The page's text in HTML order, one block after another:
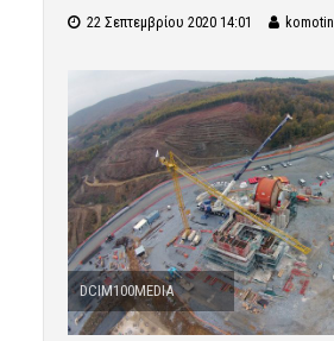
22 Σεπτεμβρίου 2020 14:01
DCIM100MEDIA